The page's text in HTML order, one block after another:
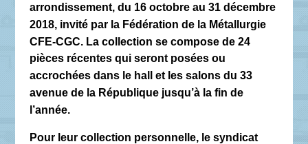
arrondissement, du 16 octobre au 31 décembre
2018, invité par la Fédération de la Métallurgie
CFE-CGC. La collection se compose de 24
pièces récentes qui seront posées ou
accrochées dans le hall et les salons du 33
avenue de la République jusqu’à la fin de
l’année.
Pour leur collection personnelle, le syndicat